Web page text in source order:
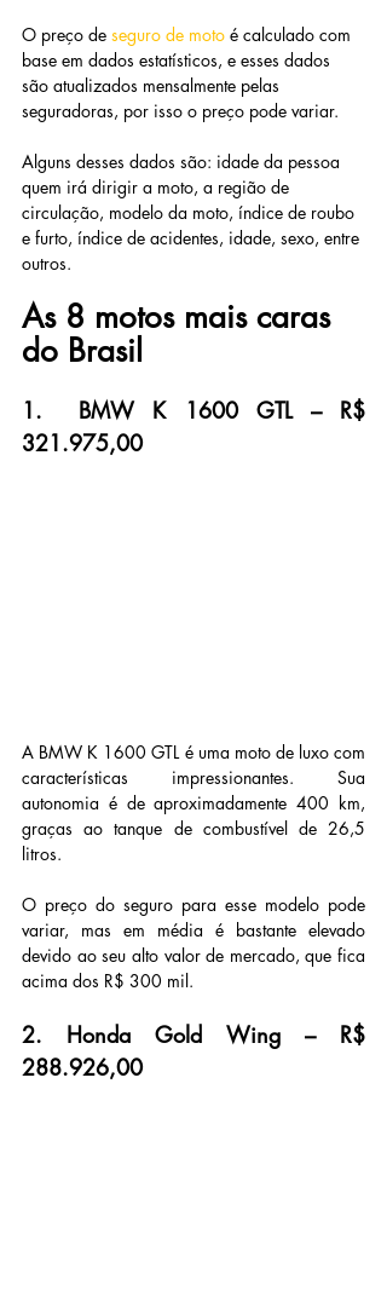
O preço de seguro de moto é calculado com
base em dados estatísticos, e esses dados
são atualizados mensalmente pelas
seguradoras, por isso o preço pode variar.
Alguns desses dados são: idade da pessoa
quem irá dirigir a moto, a região de
circulação, modelo da moto, índice de roubo
e furto, índice de acidentes, idade, sexo, entre
outros.
As 8 motos mais caras
do Brasil
1.  BMW K 1600 GTL – R$
321.975,00
A BMW K 1600 GTL é uma moto de luxo com
características impressionantes. Sua
autonomia é de aproximadamente 400 km,
graças ao tanque de combustível de 26,5
litros.
O preço do seguro para esse modelo pode
variar, mas em média é bastante elevado
devido ao seu alto valor de mercado, que fica
acima dos R$ 300 mil.
2. Honda Gold Wing – R$
288.926,00